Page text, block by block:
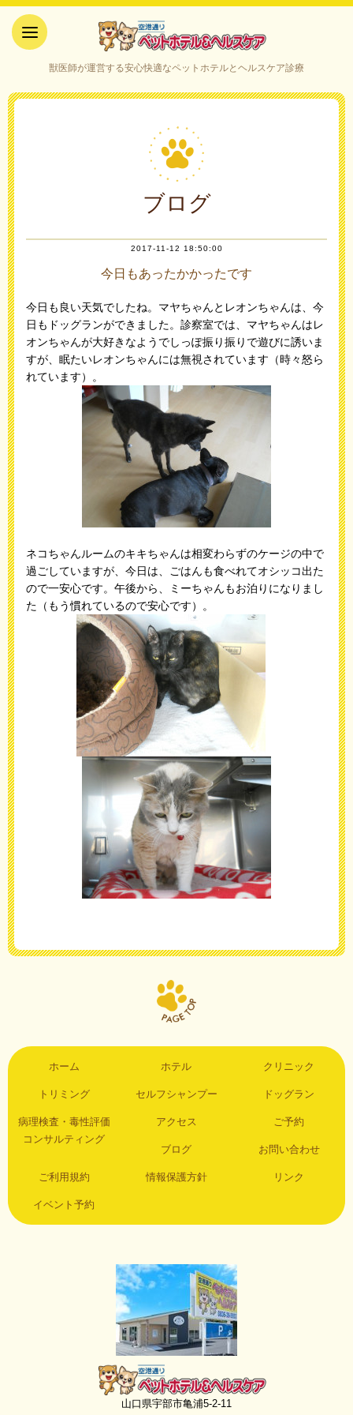
ケア｜山口県宇部市
獣医師が運営する安心快適なペットホテルとヘルスケア診療
ブログ
2017-11-12 18:50:00
今日もあったかかったです
今日も良い天気でしたね。マヤちゃんとレオンちゃんは、今
日もドッグランができました。診察室では、マヤちゃんはレ
オンちゃんが大好きなようでしっぽ振り振りで遊びに誘いま
すが、眠たいレオンちゃんには無視されています（時々怒ら
れています）。
ネコちゃんルームのキキちゃんは相変わらずのケージの中で
過ごしていますが、今日は、ごはんも食べれてオシッコ出た
ので一安心です。午後から、ミーちゃんもお泊りになりまし
た（もう慣れているので安心です）。
ホーム ホテル クリニック
トリミング セルフシャンプー ドッグラン
病理検査・毒性評価
コンサルティング
アクセス ご予約
ブログ お問い合わせ
ご利用規約 情報保護方針 リンク
イベント予約
空港通りペットホテル＆ヘルスケア
山口県宇部市亀浦5-2-11